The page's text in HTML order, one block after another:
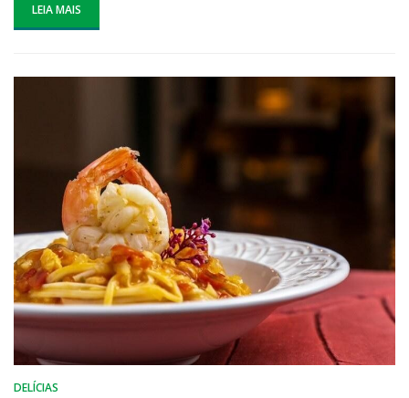
LEIA MAIS
DELÍCIAS